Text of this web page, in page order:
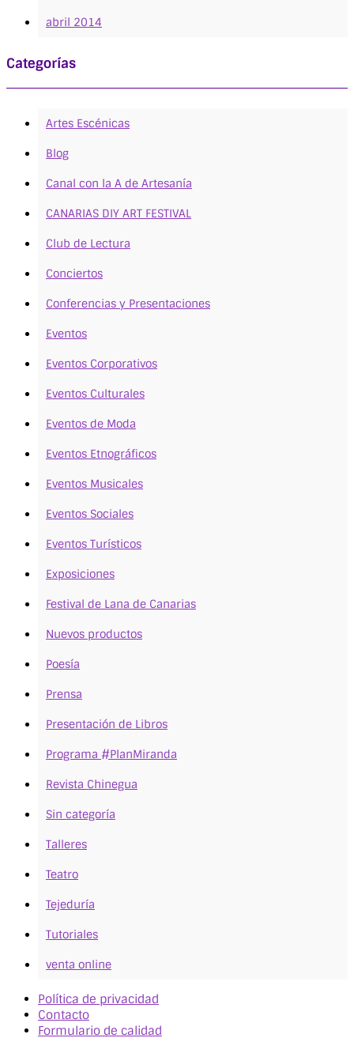
abril 2014
Categorías
Artes Escénicas
Blog
Canal con la A de Artesanía
CANARIAS DIY ART FESTIVAL
Club de Lectura
Conciertos
Conferencias y Presentaciones
Eventos
Eventos Corporativos
Eventos Culturales
Eventos de Moda
Eventos Etnográficos
Eventos Musicales
Eventos Sociales
Eventos Turísticos
Exposiciones
Festival de Lana de Canarias
Nuevos productos
Poesía
Prensa
Presentación de Libros
Programa #PlanMiranda
Revista Chinegua
Sin categoría
Talleres
Teatro
Tejeduría
Tutoriales
venta online
Política de privacidad
Contacto
Formulario de calidad